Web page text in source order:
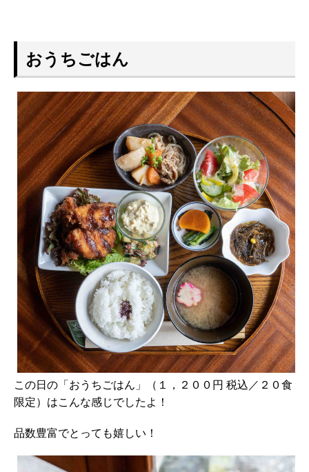
おうちごはん
この日の「おうちごはん」（１，２００円 税込／２０食
限定）はこんな感じでしたよ！
品数豊富でとっても嬉しい！